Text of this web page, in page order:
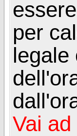
per
legale
Vai